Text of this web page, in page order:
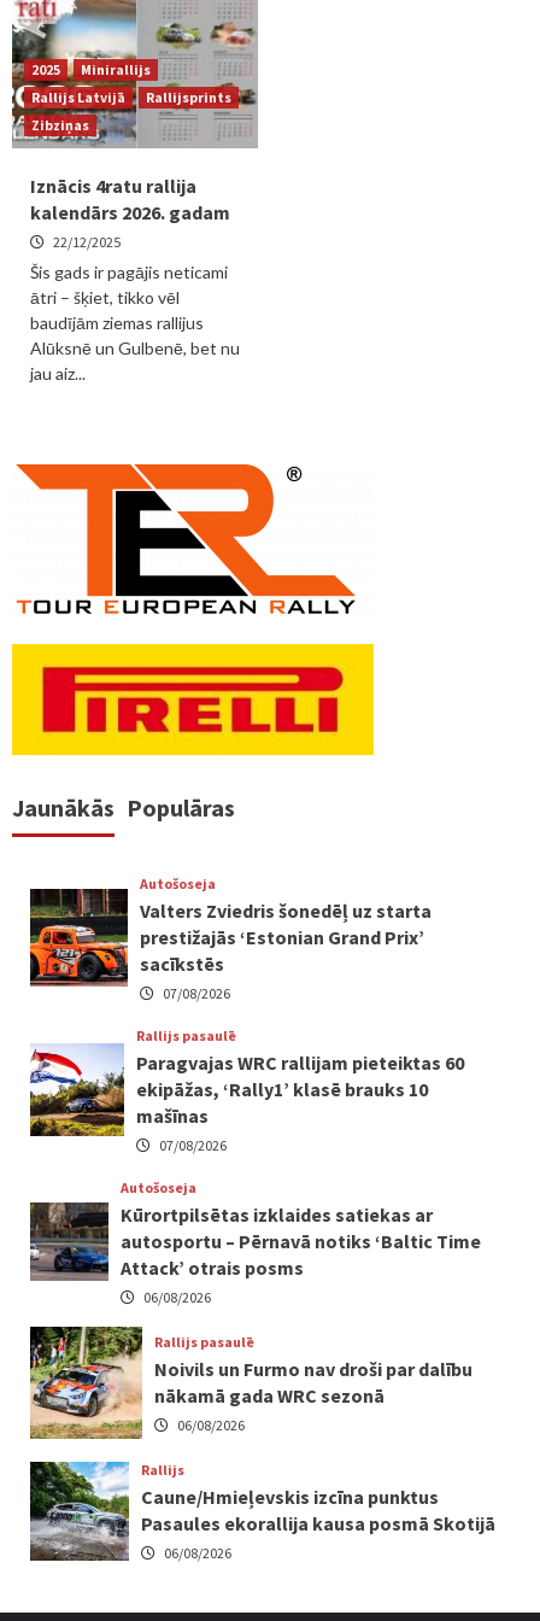
2025
Minirallijs
Rallijs Latvijā
Rallijsprints
Zibziņas
Iznācis 4ratu rallija
kalendārs 2026. gadam
22/12/2025
Šis gads ir pagājis neticami
ātri – šķiet, tikko vēl
baudījām ziemas rallijus
Alūksnē un Gulbenē, bet nu
jau aiz...
Jaunākās Populāras
Autošoseja
Valters Zviedris šonedēļ uz starta
prestižajās ‘Estonian Grand Prix’
sacīkstēs
07/08/2026
Rallijs pasaulē
Paragvajas WRC rallijam pieteiktas 60
ekipāžas, ‘Rally1’ klasē brauks 10
mašīnas
07/08/2026
Autošoseja
Kūrortpilsētas izklaides satiekas ar
autosportu – Pērnavā notiks ‘Baltic Time
Attack’ otrais posms
06/08/2026
Rallijs pasaulē
Noivils un Furmo nav droši par dalību
nākamā gada WRC sezonā
06/08/2026
Rallijs
Caune/Hmieļevskis izcīna punktus
Pasaules ekorallija kausa posmā Skotijā
06/08/2026